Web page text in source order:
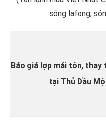
sóng lafong,
Báo giá lợp mái tôn, thay
tại Thủ Dầu